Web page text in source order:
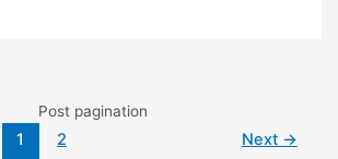
Post pagination
1 2 Next →